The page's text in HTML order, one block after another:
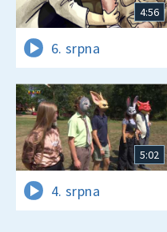
4:56
6. srpna
5:02
4. srpna